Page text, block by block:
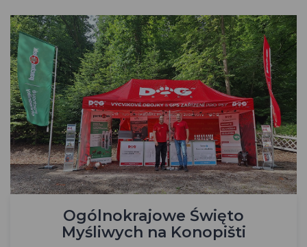
Ogólnokrajowe Święto
Myśliwych na Konopišti